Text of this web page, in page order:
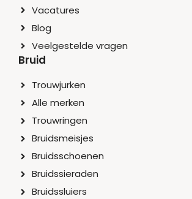
Vacatures
Blog
Veelgestelde vragen
Bruid
Trouwjurken
Alle merken
Trouwringen
Bruidsmeisjes
Bruidsschoenen
Bruidssieraden
Bruidssluiers